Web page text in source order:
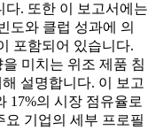
. 또한 이 보고서에는
도와 클럽 성과에 의
포함되어 있습니다.
미치는 위조 제품 침
설명합니다. 이 보고
17%의 시장 점유율로
요 기업의 세부 프로필